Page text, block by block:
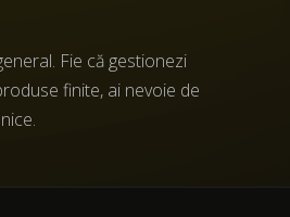
Fie că gestionezi
finite, ai nevoie de